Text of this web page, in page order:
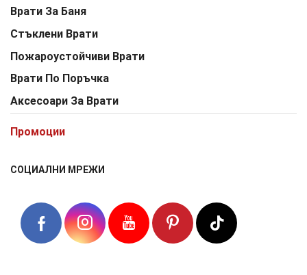
Врати За Баня
Стъклени Врати
Пожароустойчиви Врати
Врати По Поръчка
Аксесоари За Врати
Промоции
СОЦИАЛНИ МРЕЖИ